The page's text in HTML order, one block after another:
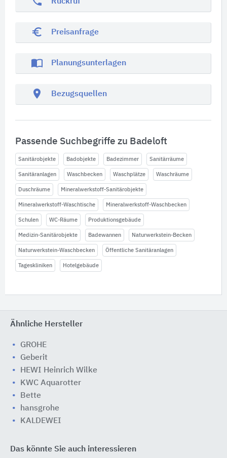
euro_symbol Preisanfrage
import_contacts Planungsunterlagen
location_on Bezugsquellen
Passende Suchbegriffe zu Badeloft
Sanitärobjekte Badobjekte Badezimmer Sanitärräume
Sanitäranlagen Waschbecken Waschplätze Waschräume
Duschräume Mineralwerkstoff-Sanitärobjekte
Mineralwerkstoff-Waschtische Mineralwerkstoff-Waschbecken
Schulen WC-Räume Produktionsgebäude
Medizin-Sanitärobjekte Badewannen Naturwerkstein-Becken
Naturwerkstein-Waschbecken Öffentliche Sanitäranlagen
Tageskliniken Hotelgebäude
Ähnliche Hersteller
GROHE
Geberit
HEWI Heinrich Wilke
KWC Aquarotter
Bette
hansgrohe
KALDEWEI
Das könnte Sie auch interessieren